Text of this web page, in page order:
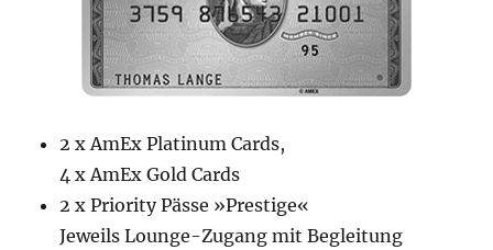
2 x AmEx Platinum Cards,
4 x AmEx Gold Cards
2 x Priority Pässe »Prestige«
Jeweils Lounge-Zugang mit Begleitung